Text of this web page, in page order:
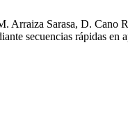
Arraiza Sarasa, D.
secuencias rápidas en